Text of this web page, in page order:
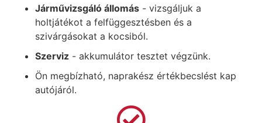
Járművizsgáló állomás - vizsgáljuk a
holtjátékot a felfüggesztésben és a
szivárgásokat a kocsiból.
Szerviz - akkumulátor tesztet végzünk.
Ön megbízható, naprakész értékbecslést kap
autójáról.